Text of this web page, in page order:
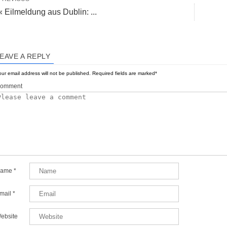
Eilmeldung aus Dublin: ...
A REPLY
email address will not be published. Required fields are marked*
*
*